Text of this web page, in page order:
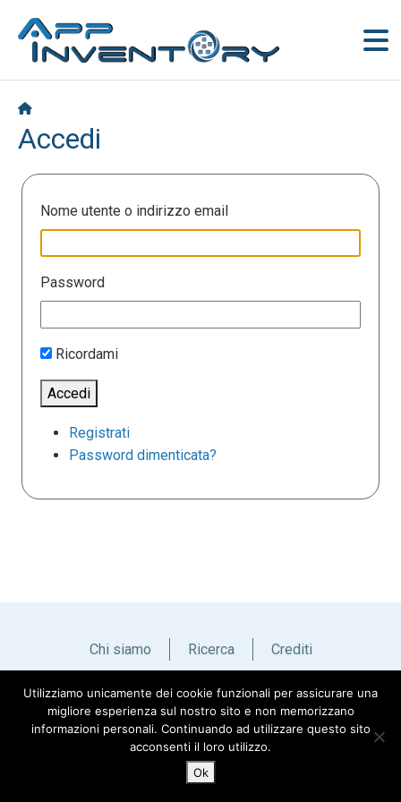
Accedi
Nome utente o indirizzo email
Password
Ricordami
Accedi
Registrati
Password dimenticata?
Chi siamo Ricerca Crediti
Italiano English
Utilizziamo unicamente dei cookie funzionali per assicurare una
migliore esperienza sul nostro sito e non memorizzano
informazioni personali. Continuando ad utilizzare questo sito
acconsenti il loro utilizzo.
Ok